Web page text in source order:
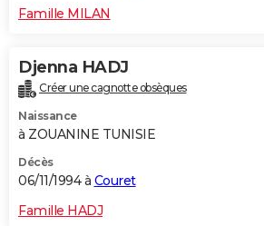
Famille MILAN
Djenna HADJ
Créer une cagnotte obsèques
Naissance
à ZOUANINE TUNISIE
Décès
06/11/1994 à Couret
Famille HADJ